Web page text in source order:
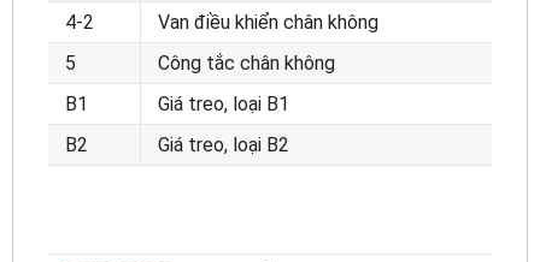
4-2
Van điều khiển chân không
5
Công tắc chân không
B1
Giá treo, loại B1
B2
Giá treo, loại B2